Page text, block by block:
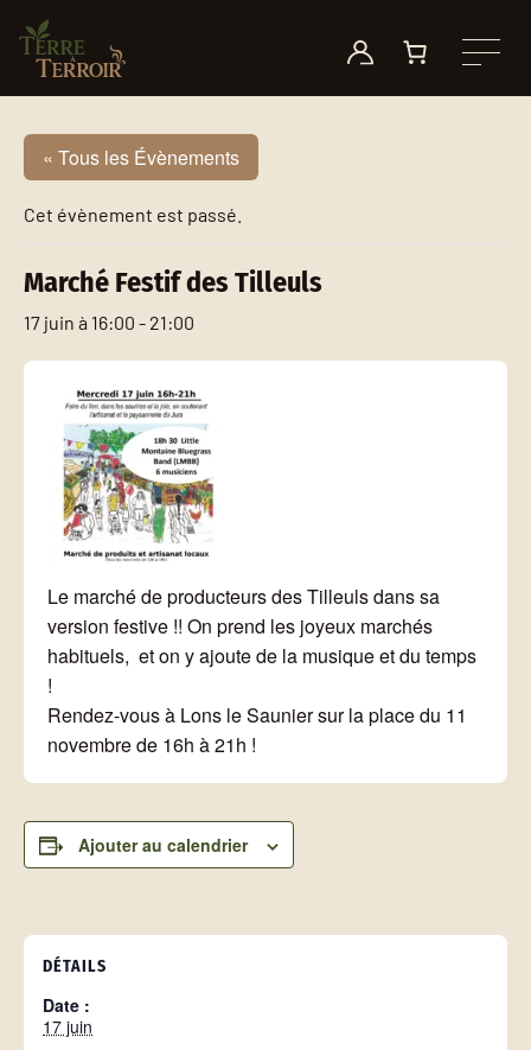
« Tous les Évènements
Cet évènement est passé.
Marché Festif des Tilleuls
17 juin à 16:00 - 21:00
Le marché de producteurs des Tilleuls dans sa
version festive !! On prend les joyeux marchés
habituels, et on y ajoute de la musique et du temps
!
Rendez-vous à Lons le Saunier sur la place du 11
novembre de 16h à 21h !
Ajouter au calendrier
DÉTAILS
Date :
17 juin
Longoulet
Autres produits
Petite histoire des plantes à fumer
Quel consommateur êtes-vous ?
On parle de nous !
Nos fournisseurs
Événements
Nous contacter